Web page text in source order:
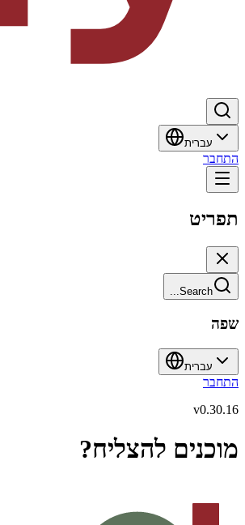
עברית
התחבר
תפריט
Search...
שפה
עברית
התחבר
v0.30.16
מוכנים להצליח?